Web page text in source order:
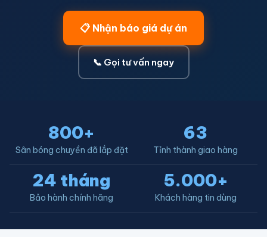
📋 Nhận báo giá dự án
📞 Gọi tư vấn ngay
800+
Sân bóng chuyền đã lắp đặt
63
Tỉnh thành giao hàng
24 tháng
Bảo hành chính hãng
5.000+
Khách hàng tin dùng